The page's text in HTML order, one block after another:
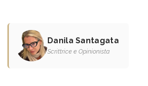
Danila Santagata
Scrittrice e Opinionista